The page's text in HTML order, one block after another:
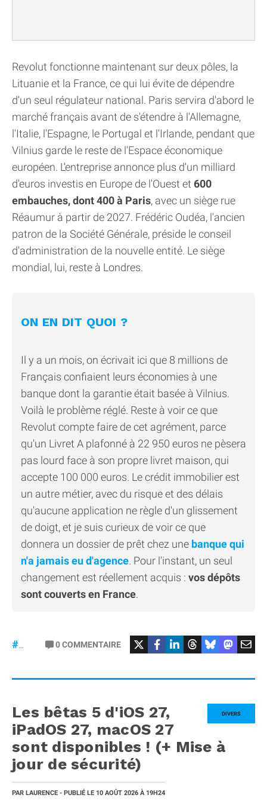
Revolut fonctionne maintenant sur deux pôles, la
Lituanie et la France, ce qui lui évite de dépendre
d'un seul régulateur national. Paris servira d'abord le
marché français avant de s'étendre à l'Allemagne,
l'Italie, l'Espagne, le Portugal et l'Irlande, pendant que
Vilnius garde le reste de l'Espace économique
européen. L'entreprise annonce plus d'un milliard
d'euros investis en Europe de l'Ouest et 600
embauches, dont 400 à Paris, avec un siège rue
Réaumur à partir de 2027. Frédéric Oudéa, l'ancien
patron de la Société Générale, préside le conseil
d'administration de la nouvelle entité. Le siège
mondial, lui, reste à Londres.
ON EN DIT QUOI ?
Il y a un mois, on écrivait ici que 8 millions de
Français confiaient leurs économies à une
banque dont la garantie était basée à Vilnius.
Voilà le problème réglé. Reste à voir ce que
Revolut compte faire de cet agrément, parce
qu'un Livret A plafonné à 22 950 euros ne pèsera
pas lourd face à son propre livret maison, qui
accepte 100 000 euros. Le crédit immobilier est
un autre métier, avec du risque et des délais
qu'aucune application ne règle d'un glissement
de doigt, et je suis curieux de voir ce que
donnera un dossier de prêt chez une banque qui
n'a jamais eu d'agence. Pour l'instant, un seul
changement est réellement acquis : vos dépôts
sont couverts en France.
#Revolut
0COMMENTAIRE
DIVERS
Les bêtas 5 d'iOS 27,
iPadOS 27, macOS 27
sont disponibles ! (+ Mise à
jour de sécurité)
PAR LAURENCE - PUBLIÉ LE 10 AOÛT 2026 À 19H24